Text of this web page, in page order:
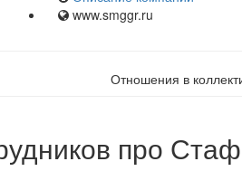
www.smggr.ru
Отношения в
про